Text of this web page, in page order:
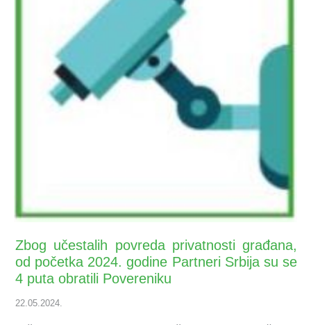
Zbog učestalih povreda privatnosti građana,
od početka 2024. godine Partneri Srbija su se
4 puta obratili Povereniku
22.05.2024.